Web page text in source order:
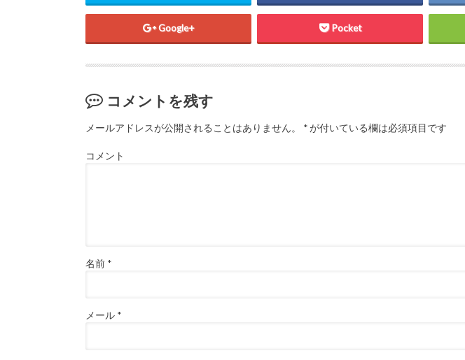
ィ
ン
で
ま
く
だ
さ
い
(
い
ド
ウ
開
き
ィ
ン
で
ま
Google+ Pocket
コメントを残す
メールアドレスが公開されることはありません。 *が付いている欄は必須項目です
コメント
名前 *
メール *